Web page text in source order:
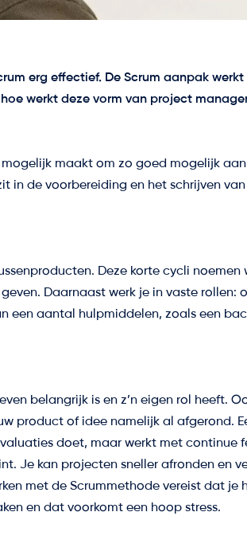
erg effectief. De Scrum aanpak
werkt deze vorm van project
maakt om zo goed mogelijk
in de voorbereiding en het schrijven
Deze korte cycli noemen
Daarnaast werk je in vaste rollen:
een aantal hulpmiddelen, zoals een
belangrijk is en z’n eigen rol heeft.
product of idee namelijk al afgerond.
doet, maar werkt met continue
Je kan projecten sneller afronden en
met de Scrummethode vereist dat je
en dat voorkomt een hoop stress.